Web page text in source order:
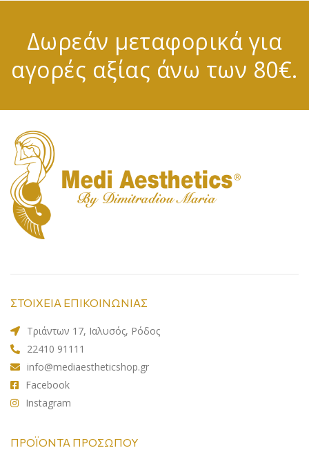
Δωρεάν μεταφορικά για
αγορές αξίας άνω των 80€.
ΣΤΟΙΧΕΙΑ ΕΠΙΚΟΙΝΩΝΙΑΣ
Τριάντων 17, Ιαλυσός, Ρόδος
22410 91111
info@mediaestheticshop.gr
Facebook
Instagram
ΠΡΟΪΌΝΤΑ ΠΡΟΣΏΠΟΥ